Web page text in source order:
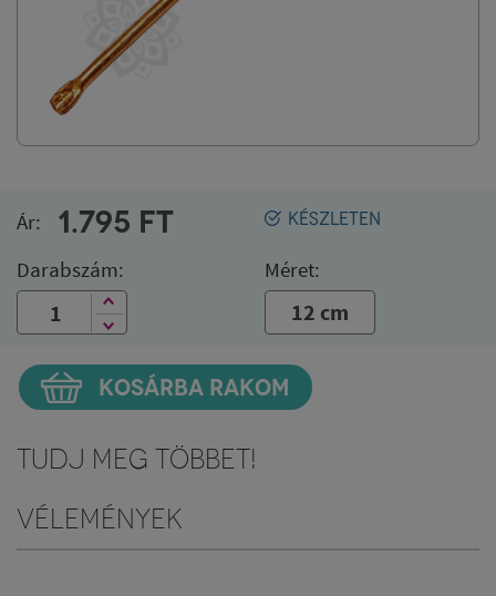
KÉSZLETEN
Ár: 1.795 FT
Darabszám: Méret:
12 cm
KOSÁRBA RAKOM
Tudj meg többet!
Vélemények